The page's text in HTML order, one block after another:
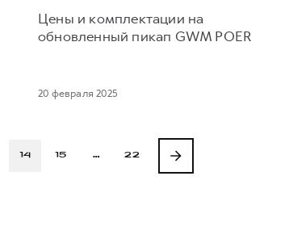
Цены и комплектации на
обновленный пикап GWM POER
20 февраля 2025
14 15 … 22